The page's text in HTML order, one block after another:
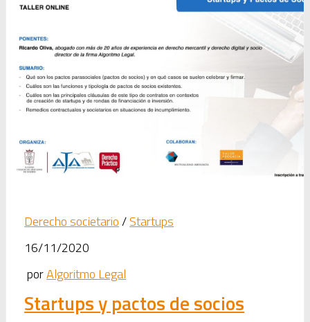
Derecho societario/Startups
16/11/2020
porAlgoritmo Legal
Startups y pactos de socios